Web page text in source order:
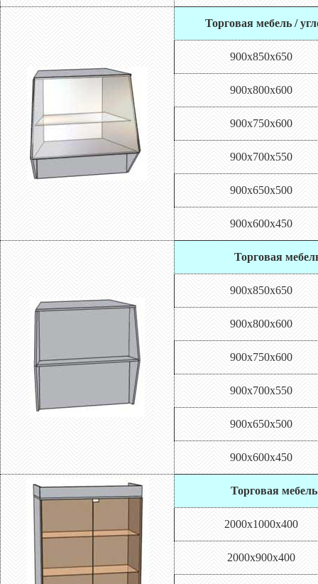
Торговая мебель /
900х850х650
900х800х600
900х750х600
900х700х550
900х650х500
900х600х450
Торговая
900х850х650
900х800х600
900х750х600
900х700х550
900х650х500
900х600х450
Торговая
2000х1000х400
2000х900х400